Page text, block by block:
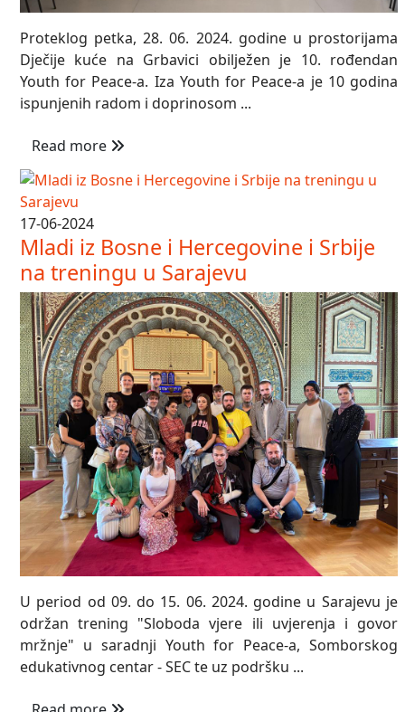
Proteklog petka, 28. 06. 2024. godine u prostorijama
Dječije kuće na Grbavici obilježen je 10. rođendan
Youth for Peace-a. Iza Youth for Peace-a je 10 godina
ispunjenih radom i doprinosom ...
Read more
17-06-2024
Mladi iz Bosne i Hercegovine i Srbije
na treningu u Sarajevu
U period od 09. do 15. 06. 2024. godine u Sarajevu je
održan trening "Sloboda vjere ili uvjerenja i govor
mržnje" u saradnji Youth for Peace-a, Somborskog
edukativnog centar - SEC te uz podršku ...